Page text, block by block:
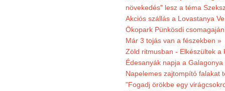
növekedés" lesz a téma
Akciós szállás a Lovastanya
Ökopark Pünkösdi
Már 3 tojás van a fészekben »
Zöld ritmusban - Elkészültek
Édesanyák napja a
Napelemes zajtompító falakat
"Fogadj örökbe egy